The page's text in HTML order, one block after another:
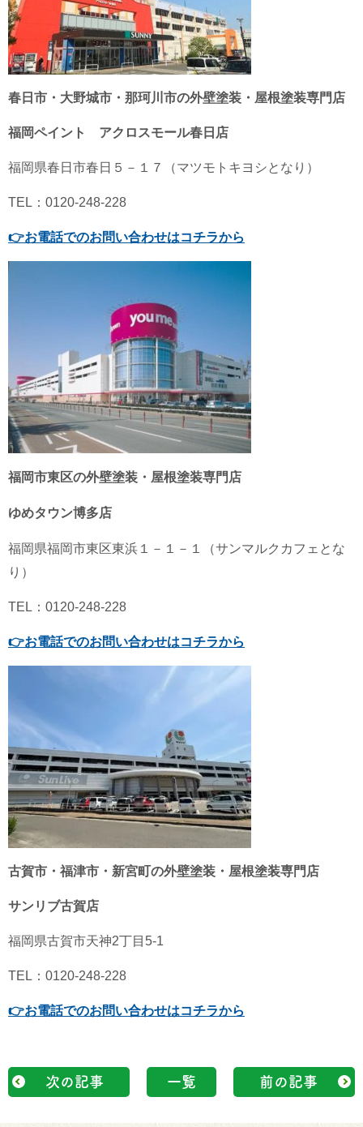
春日市・大野城市・那珂川市の外壁塗装・屋根塗装専門店
福岡ペイント アクロスモール春日店
福岡県春日市春日５－１７（マツモトキヨシとなり）
TEL：0120-248-228
👉お電話でのお問い合わせはコチラから
福岡市東区の外壁塗装・屋根塗装専門店
ゆめタウン博多店
福岡県福岡市東区東浜１－１－１（サンマルクカフェとな
り）
TEL：0120-248-228
👉お電話でのお問い合わせはコチラから
古賀市・福津市・新宮町の外壁塗装・屋根塗装専門店
サンリブ古賀店
福岡県古賀市天神2丁目5-1
TEL：0120-248-228
👉お電話でのお問い合わせはコチラから
次の記事 一覧 前の記事